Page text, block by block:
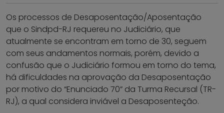
Os processos de Desaposentação/Aposentação
que o Sindpd-RJ requereu no Judiciário, que
atualmente se encontram em torno de 30, seguem
com seus andamentos normais, porém, devido a
confusão que o Judiciário formou em torno do tema,
há dificuldades na aprovação da Desaposentação
por motivo do “Enunciado 70” da Turma Recursal (TR-
RJ), a qual considera inviável a Desaposenteção.